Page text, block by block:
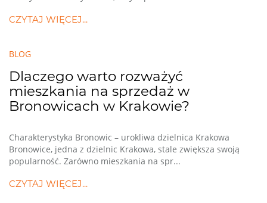
CZYTAJ WIĘCEJ...
BLOG
Dlaczego warto rozważyć
mieszkania na sprzedaż w
Bronowicach w Krakowie?
Charakterystyka Bronowic – urokliwa dzielnica Krakowa
Bronowice, jedna z dzielnic Krakowa, stale zwiększa swoją
popularność. Zarówno mieszkania na spr...
CZYTAJ WIĘCEJ...